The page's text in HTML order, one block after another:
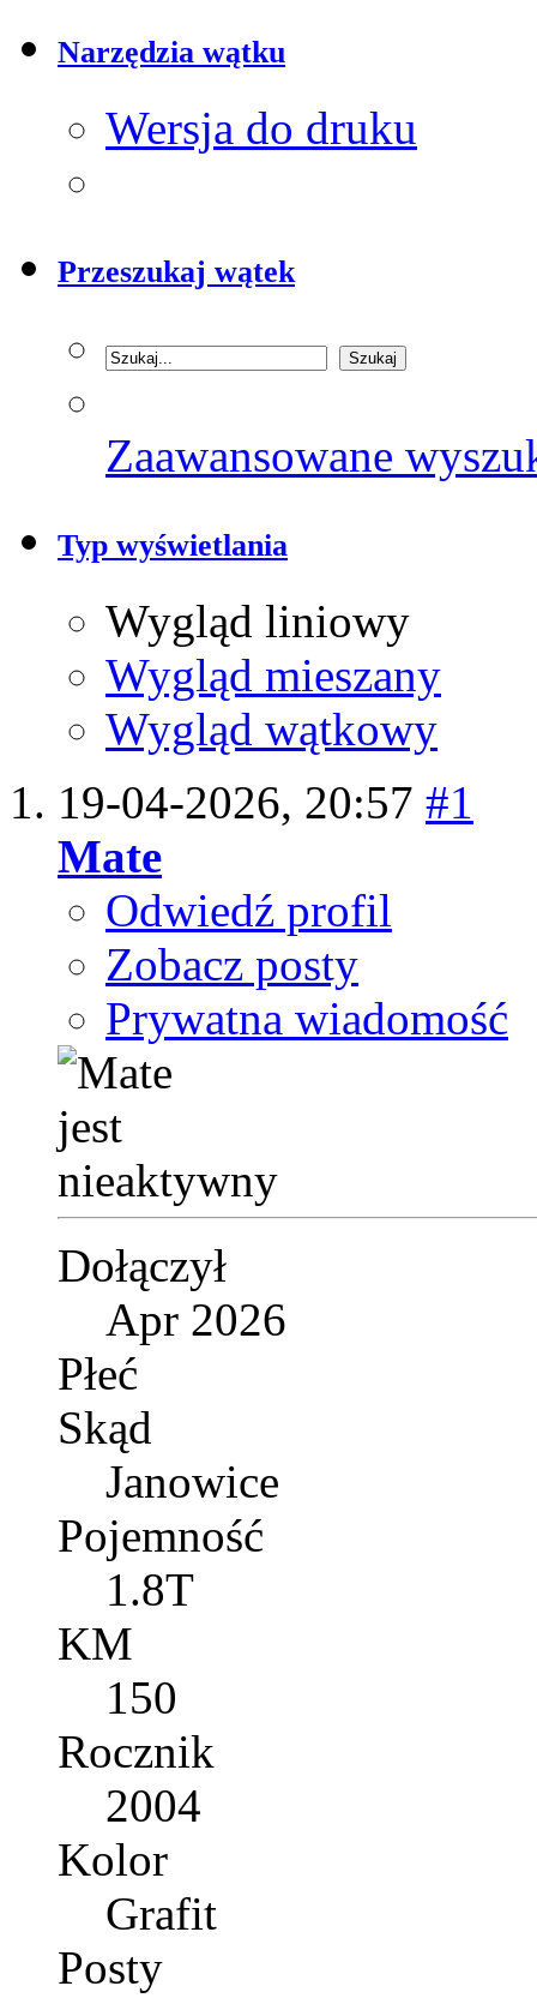
Narzędzia wątku
Wersja do druku
Przeszukaj wątek
Zaawansowane
Typ wyświetlania
Wygląd liniowy
Wygląd mieszany
Wygląd wątkowy
19-04-2026, 20:57 #1
Mate
Odwiedź profil
Zobacz posty
Prywatna wiadomość
Dołączył
Apr 2026
Płeć
Skąd
Janowice
Pojemność
1.8T
KM
150
Rocznik
2004
Kolor
Grafit
Posty